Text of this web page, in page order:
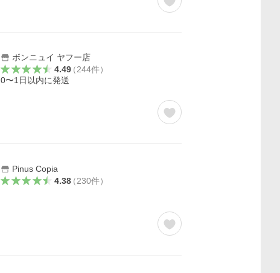
ボンニュイ ヤフー店
4.49（244件）
0〜1日以内に発送
Pinus Copia
4.38（230件）